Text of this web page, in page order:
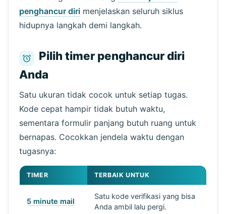
penghancur dirimenjelaskan seluruh siklus
hidupnya langkah demi langkah.
Pilih timer penghancur diri
Anda
Satu ukuran tidak cocok untuk setiap tugas.
Kode cepat hampir tidak butuh waktu,
sementara formulir panjang butuh ruang untuk
bernapas. Cocokkan jendela waktu dengan
tugasnya:
TIMER TERBAIK UNTUK
5 minute mail
Satu kode verifikasi yang bisa
Anda ambil lalu pergi.